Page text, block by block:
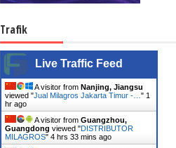
Trafik
Live Traffic Feed
A visitor from Nanjing, Jiangsu
viewed "Jual Milagros Jakarta Timur -… " 1
hr ago
A visitor from Guangzhou,
Guangdong viewed "DISTRIBUTOR
MILAGROS" 4 hrs 33 mins ago